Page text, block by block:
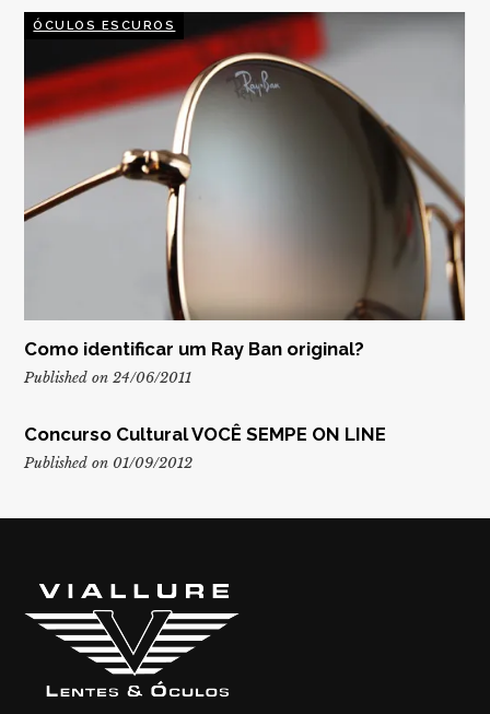
ÓCULOS ESCUROS
Como identificar um Ray Ban original?
Published on 24/06/2011
Concurso Cultural VOCÊ SEMPE ON LINE
Published on 01/09/2012